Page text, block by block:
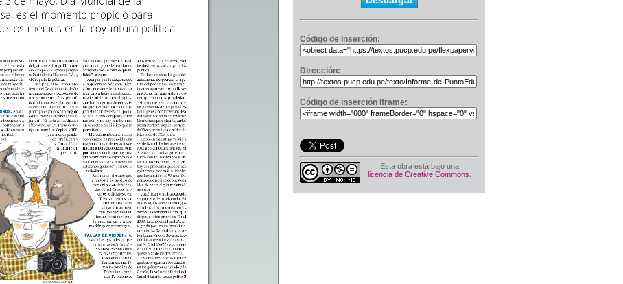
Código de Inserción:
Dirección:
Código de inserción Iframe:
Esta obra está bajo una
licencia de Creative Commons